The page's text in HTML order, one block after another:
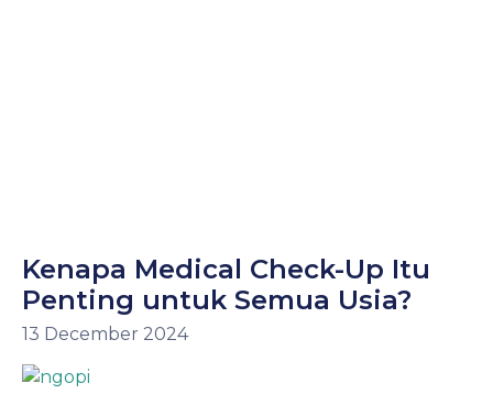
Kenapa Medical Check-Up Itu
Penting untuk Semua Usia?
13 December 2024